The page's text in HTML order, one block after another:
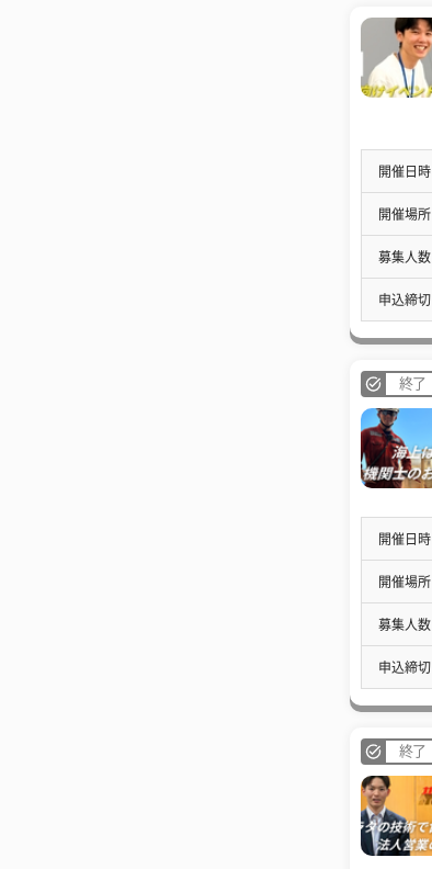
開催日時
開催場所
募集人数
申込締切
終了
開催日時
開催場所
募集人数
申込締切
終了